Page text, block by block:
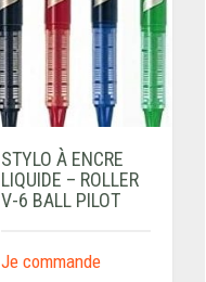
STYLO À ENCRE
LIQUIDE – ROLLER
V-6 BALL PILOT
Je commande